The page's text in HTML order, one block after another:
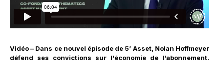
Vidéo – Dans ce nouvel épisode de 5’ Asset, Nolan Hoffmeyer
défend ses convictions sur l'économie de l'abonnement.